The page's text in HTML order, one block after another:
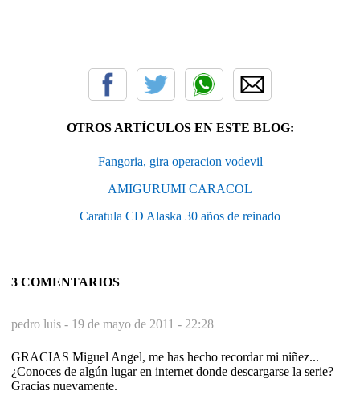
OTROS ARTÍCULOS EN ESTE BLOG:
Fangoria, gira operacion vodevil
AMIGURUMI CARACOL
Caratula CD Alaska 30 años de reinado
3 COMENTARIOS
pedro luis - 19 de mayo de 2011 - 22:28
GRACIAS Miguel Angel, me has hecho recordar mi niñez...
¿Conoces de algún lugar en internet donde descargarse la serie?
Gracias nuevamente.